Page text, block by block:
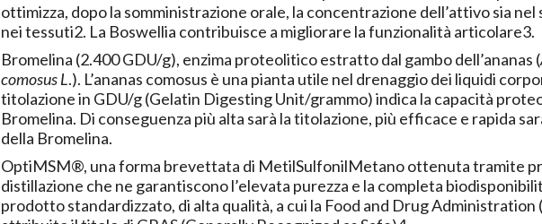
ottimizza, dopo la somministrazione orale, la concentrazione dell’attivo sia nel
nei tessuti2. La Boswellia contribuisce a migliorare la funzionalità articolare3.
Bromelina (2.400 GDU/g), enzima proteolitico estratto dal gambo dell’ananas (
comosus L.). L’ananas comosus è una pianta utile nel drenaggio dei liquidi
titolazione in GDU/g (Gelatin Digesting Unit/grammo) indica la capacità
Bromelina. Di conseguenza più alta sarà la titolazione, più efficace e rapida
della Bromelina.
OptiMSM®, una forma brevettata di MetilSulfonilMetano ottenuta tramite
distillazione che ne garantiscono l’elevata purezza e la completa
prodotto standardizzato, di alta qualità, a cui la Food and Drug Administration